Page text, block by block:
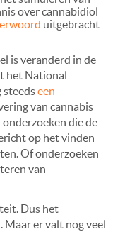
over cannabidiol
uitgebracht
is veranderd in de
het National
steedseen
van cannabis
die de
op het vinden
Of onderzoeken
van
Dus het
Maar er valt nog veel